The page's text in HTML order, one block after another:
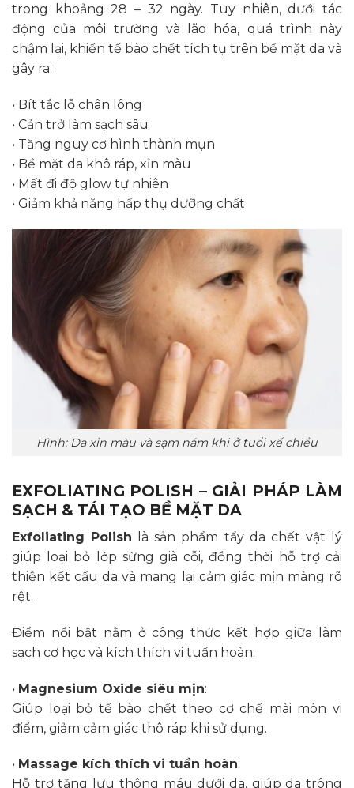
trong khoảng 28 – 32 ngày. Tuy nhiên, dưới tác
động của môi trường và lão hóa, quá trình này
chậm lại, khiến tế bào chết tích tụ trên bề mặt da và
gây ra:
• Bít tắc lỗ chân lông
• Cản trở làm sạch sâu
• Tăng nguy cơ hình thành mụn
• Bề mặt da khô ráp, xỉn màu
• Mất đi độ glow tự nhiên
• Giảm khả năng hấp thụ dưỡng chất
Hình: Da xỉn màu và sạm nám khi ở tuổi xế chiều
EXFOLIATING POLISH – GIẢI PHÁP LÀM
SẠCH & TÁI TẠO BỀ MẶT DA
Exfoliating Polish là sản phẩm tẩy da chết vật lý
giúp loại bỏ lớp sừng già cỗi, đồng thời hỗ trợ cải
thiện kết cấu da và mang lại cảm giác mịn màng rõ
rệt.
Điểm nổi bật nằm ở công thức kết hợp giữa làm
sạch cơ học và kích thích vi tuần hoàn:
• Magnesium Oxide siêu mịn:
Giúp loại bỏ tế bào chết theo cơ chế mài mòn vi
điểm, giảm cảm giác thô ráp khi sử dụng.
• Massage kích thích vi tuần hoàn:
Hỗ trợ tăng lưu thông máu dưới da, giúp da trông